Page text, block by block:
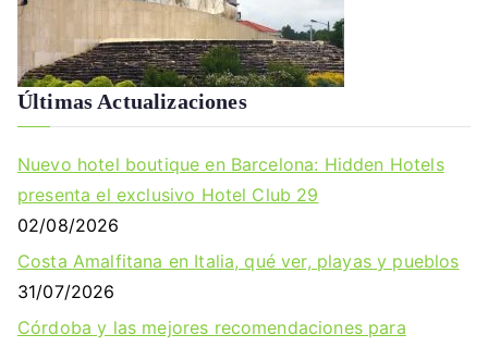
Últimas Actualizaciones
Nuevo hotel boutique en Barcelona: Hidden Hotels
presenta el exclusivo Hotel Club 29
02/08/2026
Costa Amalfitana en Italia, qué ver, playas y pueblos
31/07/2026
Córdoba y las mejores recomendaciones para